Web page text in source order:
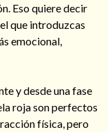
Eso quiere decir
que introduzcas
emocional,
y desde una fase
roja son perfectos
física, pero